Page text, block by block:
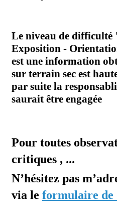
Le niveau de difficulté
Exposition -
est une information
sur terrain sec est
par suite la
saurait être engagée
Pour toutes
critiques , ...
N’hésitez pas
via le formulaire de